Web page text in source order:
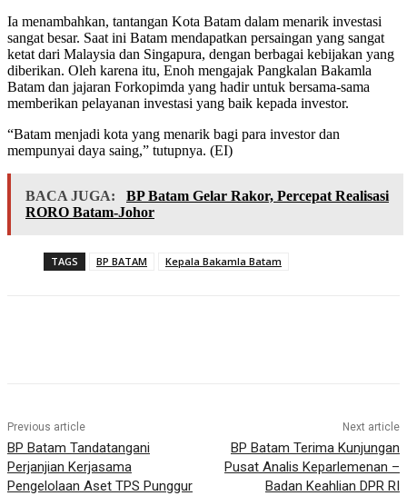
Ia menambahkan, tantangan Kota Batam dalam menarik investasi
sangat besar. Saat ini Batam mendapatkan persaingan yang sangat
ketat dari Malaysia dan Singapura, dengan berbagai kebijakan yang
diberikan. Oleh karena itu, Enoh mengajak Pangkalan Bakamla
Batam dan jajaran Forkopimda yang hadir untuk bersama-sama
memberikan pelayanan investasi yang baik kepada investor.
“Batam menjadi kota yang menarik bagi para investor dan
mempunyai daya saing,” tutupnya. (EI)
BACA JUGA:
BP Batam Gelar Rakor, Percepat Realisasi
RORO Batam-Johor
TAGS BP BATAM Kepala Bakamla Batam
Previous article
BP Batam Tandatangani
Perjanjian Kerjasama
Pengelolaan Aset TPS Punggur
Next article
BP Batam Terima Kunjungan
Pusat Analis Keparlemenan –
Badan Keahlian DPR RI